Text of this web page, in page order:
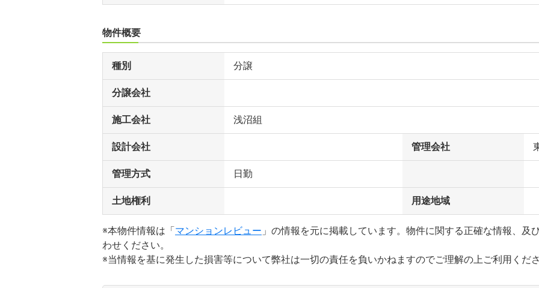
物件概要
種別 分譲
分譲会社
施工会社 浅沼組
設計会社 管理会社
管理方式 日勤
土地権利 用途地域
※本物件情報は「 マンションレビュー 」の情報を元に掲載しています。物件に関する正確な情報、及
わせください。
※当情報を基に発生した損害等について弊社は一切の責任を負いかねますのでご理解の上ご利用くださ